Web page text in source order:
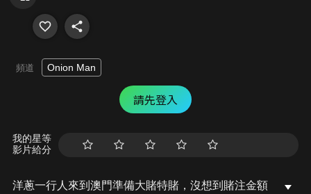
頻道 Onion Man
請先登入
我的星等
影片給分
洋蔥一行人來到澳門準備大賭特賭，沒想到賭注金額